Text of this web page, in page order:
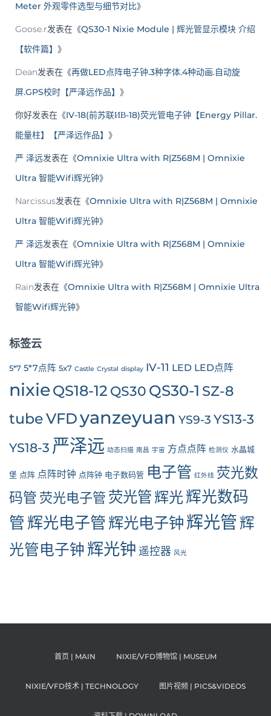
Meter 外观零件选型与细节对比》
Goose.r发表在《QS30-1 Nixie Module | 辉光管显示模块 介绍
【软件篇】 》
Dean发表在《再做LED点阵电子钟.3种字体.4种动画.自动旋
屏.GPS校时【严泽远作品】 》
你好发表在《IV-18(前苏联ИВ-18)荧光管电子钟【Energy Pillar.
能量柱】【严泽远作品】 》
严 泽远发表在《Omnixie Ultra with R|Z568M | Omnixie
Ultra 智能Wifi辉光钟》
Narcissus发表在《Omnixie Ultra with R|Z568M | Omnixie
Ultra 智能Wifi辉光钟》
严 泽远发表在《Omnixie Ultra with R|Z568M | Omnixie
Ultra 智能Wifi辉光钟》
Rain发表在《Omnixie Ultra with R|Z568M | Omnixie Ultra
智能Wifi辉光钟》
标签云
5*7 5*7点阵 5x7 Castle Crystal display IV-11 LED LED点阵
nixieQS18-12 QS30 QS30-1 SZ-8
tubeVFDyanzeyuan YS9-3 YS13-3
YS18-3 严泽远 动态扫描 南昌 宇宙 方点点阵 检测仪 水晶城
堡 点阵 点阵时钟 点阵钟 电子数码管 电子管 红外线 荧光数
码管 荧光电子管 荧光管 辉光辉光数码
管辉光电子管辉光电子钟辉光管 辉
光管电子钟 辉光钟 遥控器 风光
首页 | MAIN NIXIE/VFD博物馆 | MUSEUM
NIXIE/VFD技术 | TECHNOLOGY 图片视频 | PICS&VIDEOS